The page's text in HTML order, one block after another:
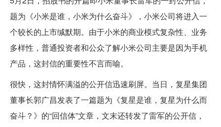
题为《小米是谁，小米为什么奋斗》，小米公司将进入一
个较长的上市缄默期。由于小米的商业模式复杂性、业务
多样性，普通投资者和公众了解小米公司主要是因为手机
产品，这封信的重要性不言而喻。
很快，这封情怀满溢的公开信迅速刷屏。当日，复星集团
董事长郭广昌发表了一篇题为《复星是谁，复星为什么而
奋斗？》的“回信体”文章，文末还转发了雷军的公开信，